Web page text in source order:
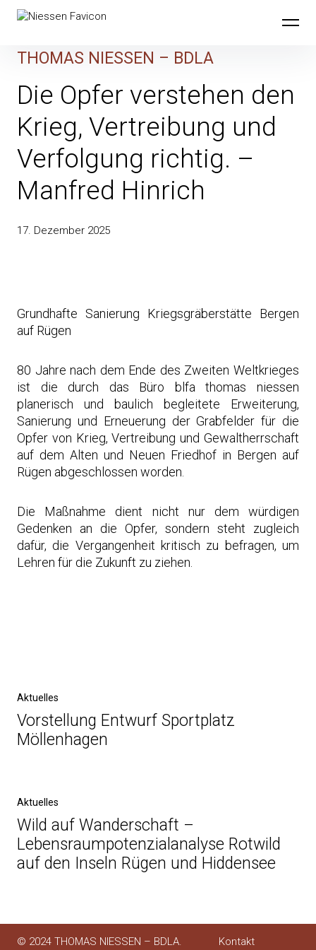
Skip
THOMAS NIESSEN – BDLA
Die Opfer verstehen den
Krieg, Vertreibung und
Verfolgung richtig. –
Manfred Hinrich
17. Dezember 2025
Grundhafte Sanierung Kriegsgräberstätte Bergen
auf Rügen
80 Jahre nach dem Ende des Zweiten Weltkrieges
ist die durch das Büro blfa thomas niessen
planerisch und baulich begleitete Erweiterung,
Sanierung und Erneuerung der Grabfelder für die
Opfer von Krieg, Vertreibung und Gewaltherrschaft
auf dem Alten und Neuen Friedhof in Bergen auf
Rügen abgeschlossen worden.
Die Maßnahme dient nicht nur dem würdigen
Gedenken an die Opfer, sondern steht zugleich
dafür, die Vergangenheit kritisch zu befragen, um
Lehren für die Zukunft zu ziehen.
navigation
Previous
Post
Aktuelles
Vorstellung Entwurf Sportplatz
Möllenhagen
Next
Post
Aktuelles
Wild auf Wanderschaft –
Lebensraumpotenzialanalyse Rotwild
auf den Inseln Rügen und Hiddensee
© 2024 THOMAS NIESSEN – BDLA.
Kontakt